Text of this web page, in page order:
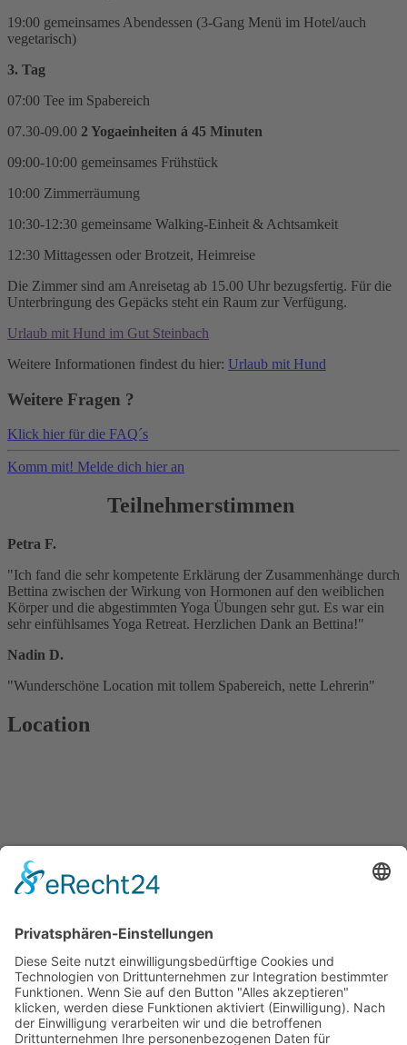
19:00 gemeinsames Abendessen (3-Gang Menü im Hotel/auch
vegetarisch)
3. Tag
07:00 Tee im Spabereich
07.30-09.00 2 Yogaeinheiten á 45 Minuten
09:00-10:00 gemeinsames Frühstück
10:00 Zimmerräumung
10:30-12:30 gemeinsame Walking-Einheit & Achtsamkeit
12:30 Mittagessen oder Brotzeit, Heimreise
Die Zimmer sind am Anreisetag ab 15.00 Uhr bezugsfertig. Für die
Unterbringung des Gepäcks steht ein Raum zur Verfügung.
Urlaub mit Hund im Gut Steinbach
Weitere Informationen findest du hier: Urlaub mit Hund
Weitere Fragen ?
Klick hier für die FAQ´s
Komm mit! Melde dich hier an
Teilnehmerstimmen
Petra F.
"Ich fand die sehr kompetente Erklärung der Zusammenhänge durch
Bettina zwischen der Wirkung von Hormonen auf den weiblichen
Körper und die abgestimmten Yoga Übungen sehr gut. Es war ein
sehr einfühlsames Yoga Retreat. Herzlichen Dank an Bettina!"
Nadin D.
"Wunderschöne Location mit tollem Spabereich, nette Lehrerin"
Location